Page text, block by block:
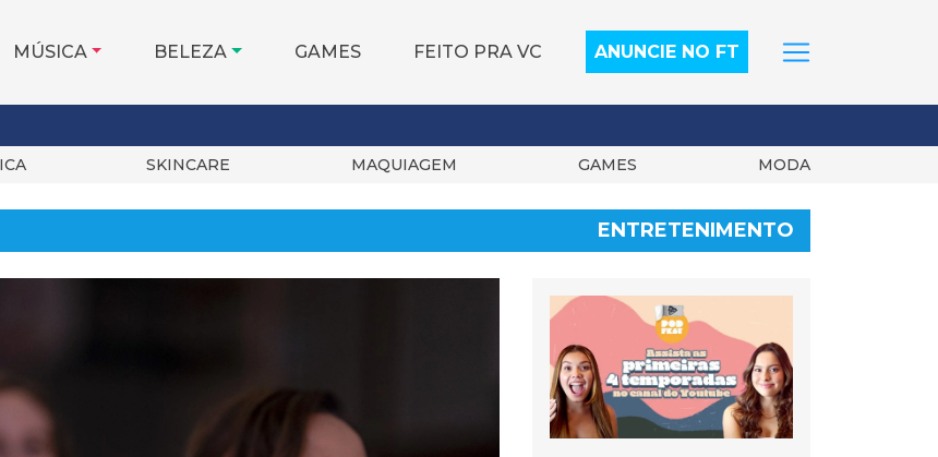
MÚSICA BELEZA GAMES FEITO PRA VC ANUNCIE NO FT
SKINCARE MAQUIAGEM GAMES MODA
ENTRETENIMENTO